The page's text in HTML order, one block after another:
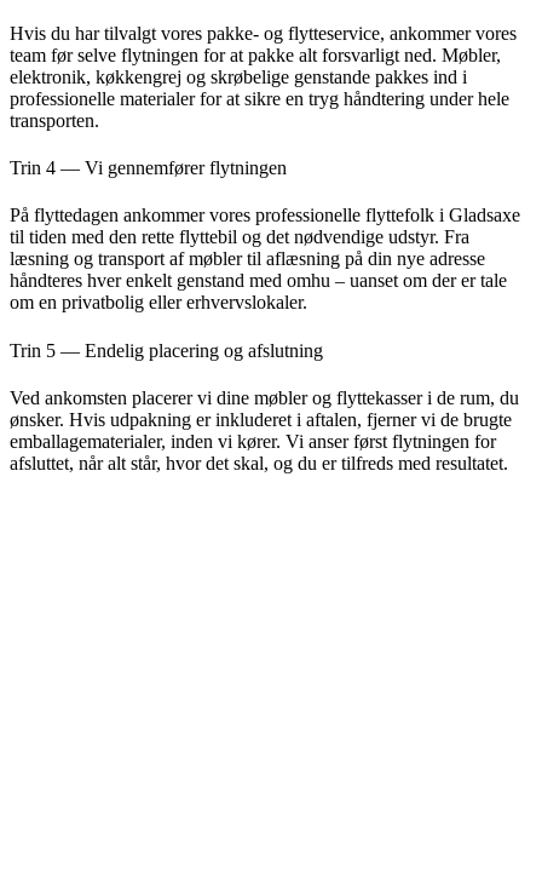
Hvis du har tilvalgt vores pakke- og flytteservice, ankommer vores
team før selve flytningen for at pakke alt forsvarligt ned. Møbler,
elektronik, køkkengrej og skrøbelige genstande pakkes ind i
professionelle materialer for at sikre en tryg håndtering under hele
transporten.
Trin 4 — Vi gennemfører flytningen
På flyttedagen ankommer vores professionelle flyttefolk i Gladsaxe
til tiden med den rette flyttebil og det nødvendige udstyr. Fra
læsning og transport af møbler til aflæsning på din nye adresse
håndteres hver enkelt genstand med omhu – uanset om der er tale
om en privatbolig eller erhvervslokaler.
Trin 5 — Endelig placering og afslutning
Ved ankomsten placerer vi dine møbler og flyttekasser i de rum, du
ønsker. Hvis udpakning er inkluderet i aftalen, fjerner vi de brugte
emballagematerialer, inden vi kører. Vi anser først flytningen for
afsluttet, når alt står, hvor det skal, og du er tilfreds med resultatet.